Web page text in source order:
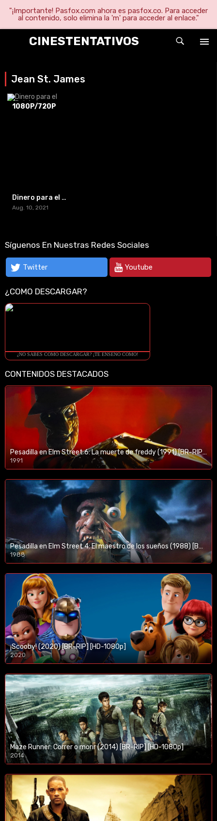
"¡Importante! Pasfox.com ahora es pasfox.co. Para acceder
al contenido, solo elimina la 'm' para acceder al enlace."
CINESTENTATIVOS
Jean St. James
1080P/720P
Dinero para el Bebé
Aug. 10, 2021
Síguenos En Nuestras Redes Sociales
Twitter Youtube
¿COMO DESCARGAR?
¿NO SABES COMO DESCARGAR? ¡TE ENSEÑO COMO!
CONTENIDOS DESTACADOS
Pesadilla en Elm Street 6: La muerte de freddy (1991) [BR-RIP] [HD-1080p]
1991
Pesadilla en Elm Street 4: El maestro de los sueños (1988) [BR-RIP] [HD-1080p]
1988
¡Scooby! (2020) [BR-RIP] [HD-1080p]
2020
1080p/720p
Maze Runner: Correr o morir (2014) [BR-RIP] [HD-1080p]
2014
1080p/720p